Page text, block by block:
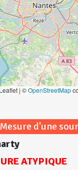
| ©OpenStreetMap
Mesure d'une
ATYPIQUE